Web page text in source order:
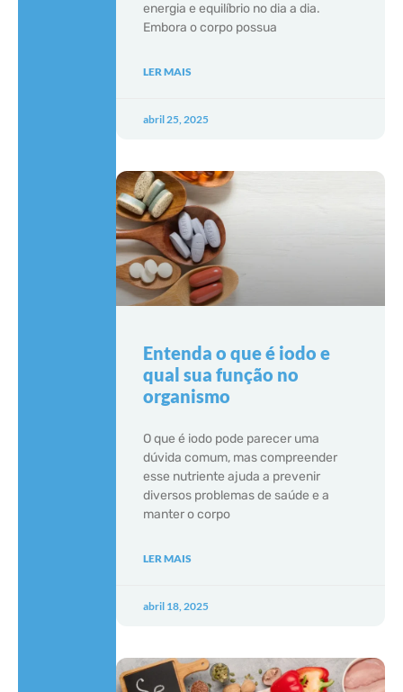
energia e equilíbrio no dia a dia.
Embora o corpo possua
LER MAIS
abril 25, 2025
Entenda o que é iodo e
qual sua função no
organismo
O que é iodo pode parecer uma
dúvida comum, mas compreender
esse nutriente ajuda a prevenir
diversos problemas de saúde e a
manter o corpo
LER MAIS
abril 18, 2025